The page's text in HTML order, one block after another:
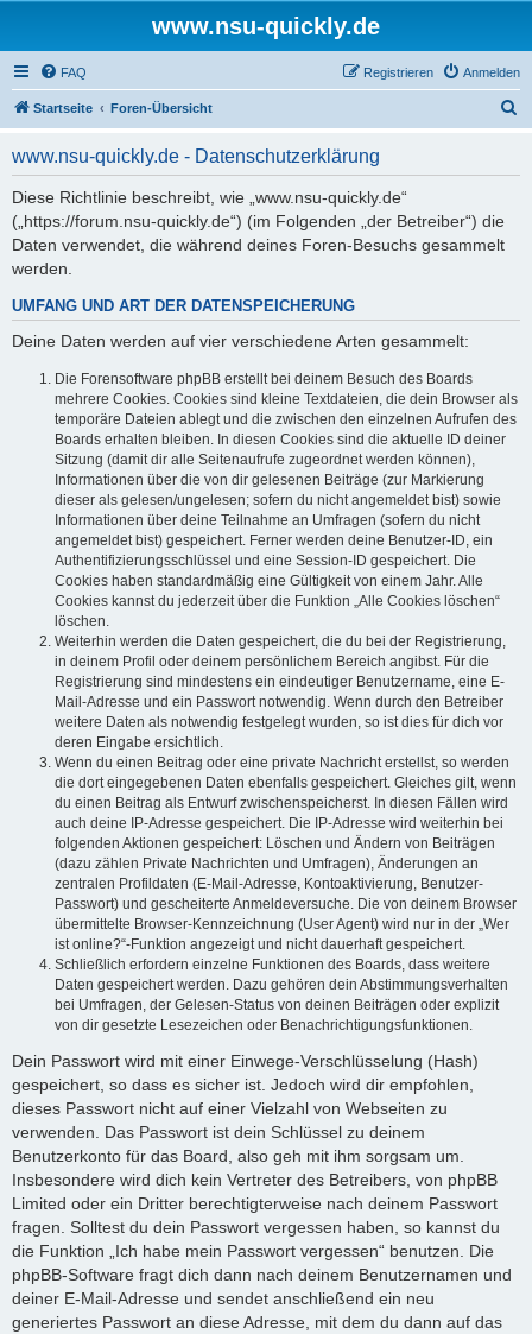
www.nsu-quickly.de
FAQ Anmelden
Registrieren
Startseite Foren-Übersicht
www.nsu-quickly.de - Datenschutzerklärung
Diese Richtlinie beschreibt, wie „www.nsu-quickly.de“
(„https://forum.nsu-quickly.de“) (im Folgenden „der Betreiber“) die
Daten verwendet, die während deines Foren-Besuchs gesammelt
werden.
UMFANG UND ART DER DATENSPEICHERUNG
Deine Daten werden auf vier verschiedene Arten gesammelt:
Die Forensoftware phpBB erstellt bei deinem Besuch des Boards
mehrere Cookies. Cookies sind kleine Textdateien, die dein Browser als
temporäre Dateien ablegt und die zwischen den einzelnen Aufrufen des
Boards erhalten bleiben. In diesen Cookies sind die aktuelle ID deiner
Sitzung (damit dir alle Seitenaufrufe zugeordnet werden können),
Informationen über die von dir gelesenen Beiträge (zur Markierung
dieser als gelesen/ungelesen; sofern du nicht angemeldet bist) sowie
Informationen über deine Teilnahme an Umfragen (sofern du nicht
angemeldet bist) gespeichert. Ferner werden deine Benutzer-ID, ein
Authentifizierungsschlüssel und eine Session-ID gespeichert. Die
Cookies haben standardmäßig eine Gültigkeit von einem Jahr. Alle
Cookies kannst du jederzeit über die Funktion „Alle Cookies löschen“
löschen.
Weiterhin werden die Daten gespeichert, die du bei der Registrierung,
in deinem Profil oder deinem persönlichem Bereich angibst. Für die
Registrierung sind mindestens ein eindeutiger Benutzername, eine E-
Mail-Adresse und ein Passwort notwendig. Wenn durch den Betreiber
weitere Daten als notwendig festgelegt wurden, so ist dies für dich vor
deren Eingabe ersichtlich.
Wenn du einen Beitrag oder eine private Nachricht erstellst, so werden
die dort eingegebenen Daten ebenfalls gespeichert. Gleiches gilt, wenn
du einen Beitrag als Entwurf zwischenspeicherst. In diesen Fällen wird
auch deine IP-Adresse gespeichert. Die IP-Adresse wird weiterhin bei
folgenden Aktionen gespeichert: Löschen und Ändern von Beiträgen
(dazu zählen Private Nachrichten und Umfragen), Änderungen an
zentralen Profildaten (E-Mail-Adresse, Kontoaktivierung, Benutzer-
Passwort) und gescheiterte Anmeldeversuche. Die von deinem Browser
übermittelte Browser-Kennzeichnung (User Agent) wird nur in der „Wer
ist online?“-Funktion angezeigt und nicht dauerhaft gespeichert.
Schließlich erfordern einzelne Funktionen des Boards, dass weitere
Daten gespeichert werden. Dazu gehören dein Abstimmungsverhalten
bei Umfragen, der Gelesen-Status von deinen Beiträgen oder explizit
von dir gesetzte Lesezeichen oder Benachrichtigungsfunktionen.
Dein Passwort wird mit einer Einwege-Verschlüsselung (Hash)
gespeichert, so dass es sicher ist. Jedoch wird dir empfohlen,
dieses Passwort nicht auf einer Vielzahl von Webseiten zu
verwenden. Das Passwort ist dein Schlüssel zu deinem
Benutzerkonto für das Board, also geh mit ihm sorgsam um.
Insbesondere wird dich kein Vertreter des Betreibers, von phpBB
Limited oder ein Dritter berechtigterweise nach deinem Passwort
fragen. Solltest du dein Passwort vergessen haben, so kannst du
die Funktion „Ich habe mein Passwort vergessen“ benutzen. Die
phpBB-Software fragt dich dann nach deinem Benutzernamen und
deiner E-Mail-Adresse und sendet anschließend ein neu
generiertes Passwort an diese Adresse, mit dem du dann auf das